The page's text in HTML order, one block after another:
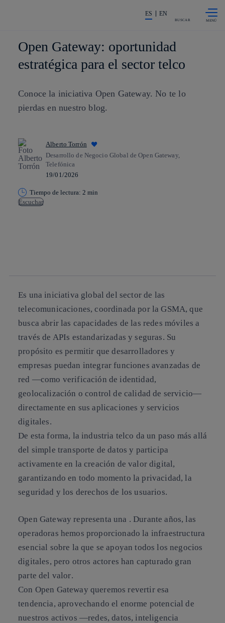
La acción en accionistas e
ES EN
BUSCAR
Open Gateway: oportunidad
estratégica para el sector telco
Conoce la iniciativa Open Gateway. No te lo
pierdas en nuestro blog.
Alberto Torrón
Desarrollo de Negocio Global de Open Gateway,
Telefónica
19/01/2026
Tiempo de lectura: 2 min
Escuchar
Es una iniciativa global del sector de las
telecomunicaciones, coordinada por la GSMA, que
busca abrir las capacidades de las redes móviles a
través de APIs estandarizadas y seguras. Su
propósito es permitir que desarrolladores y
empresas puedan integrar funciones avanzadas de
red —como verificación de identidad,
geolocalización o control de calidad de servicio—
directamente en sus aplicaciones y servicios
digitales.
De esta forma, la industria telco da un paso más allá
del simple transporte de datos y participa
activamente en la creación de valor digital,
garantizando en todo momento la privacidad, la
seguridad y los derechos de los usuarios.
Open Gateway representa una . Durante años, las
operadoras hemos proporcionado la infraestructura
esencial sobre la que se apoyan todos los negocios
digitales, pero otros actores han capturado gran
parte del valor.
Con Open Gateway queremosrevertir esa
tendencia, aprovechando el enorme potencial de
nuestros activos —redes, datos, inteligencia